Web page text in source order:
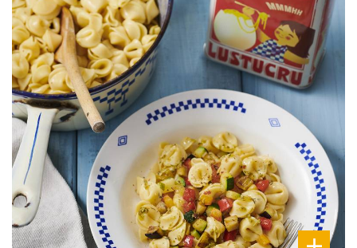
DIFFICULTÉ
PRÉPARATION
25 Min